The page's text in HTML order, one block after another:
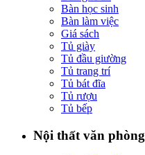
Bàn học sinh
Bàn làm việc
Giá sách
Tủ giày
Tủ đầu giường
Tủ trang trí
Tủ bát đĩa
Tủ rượu
Tủ bếp
Nội thất văn phòng